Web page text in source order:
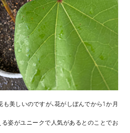
も美しいのですが、花がしぼんでから1か月
姿がユニークで人気があるとのことでお